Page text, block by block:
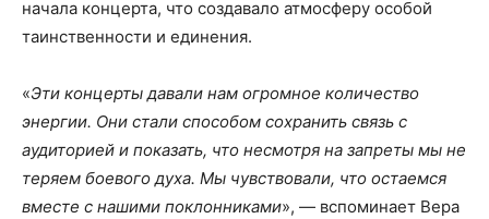
начала концерта, что создавало атмосферу особой
таинственности и единения.
«Эти концерты давали нам огромное количество
энергии. Они стали способом сохранить связь с
аудиторией и показать, что несмотря на запреты мы не
теряем боевого духа. Мы чувствовали, что остаемся
вместе с нашими поклонниками», — вспоминает Вера